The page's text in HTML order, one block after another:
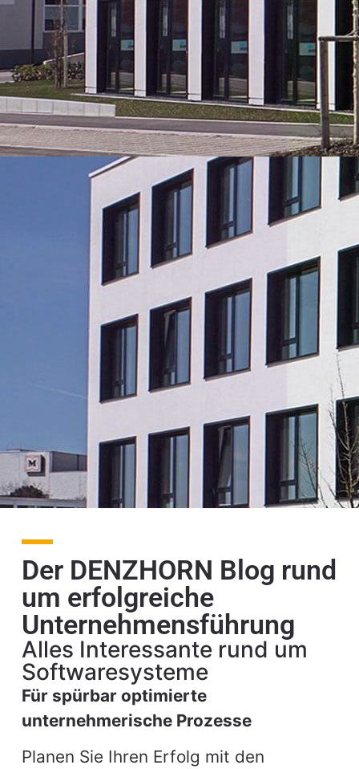
Geschäftsführungs-
Systeme GmbH
Ihre Software Experten
Gesprächstermin
anfragen
Der DENZHORN Blog rund
um erfolgreiche
Unternehmensführung
Alles Interessante rund um
Softwaresysteme
Für spürbar optimierte
unternehmerische Prozesse
Planen Sie Ihren Erfolg mit den